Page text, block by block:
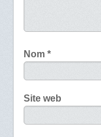
Nom *
Site web